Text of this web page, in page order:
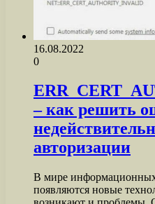
16.08.2022
0
– как решить
авторизации
В мире
появляются новые